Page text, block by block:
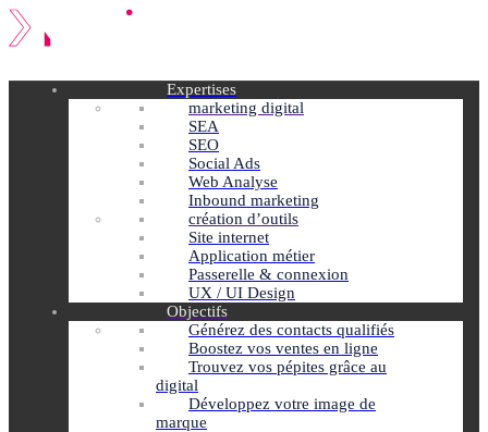
Expertises
marketing digital
SEA
SEO
Social Ads
Web Analyse
Inbound marketing
création d’outils
Site internet
Application métier
Passerelle & connexion
UX / UI Design
Objectifs
Générez des contacts qualifiés
Boostez vos ventes en ligne
Trouvez vos pépites grâce au
digital
Développez votre image de
marque